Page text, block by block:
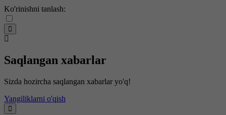
Ko'rinishni tanlash:
Saqlangan xabarlar
Sizda hozircha saqlangan xabarlar yo'q!
Yangiliklarni o'qish